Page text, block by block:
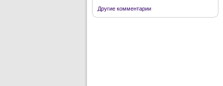
Другие комментарии